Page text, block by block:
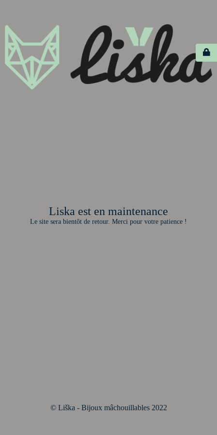
Liska est en maintenance
Le site sera bientôt de retour. Merci pour votre patience !
© Liška - Bijoux mâchouillables 2022